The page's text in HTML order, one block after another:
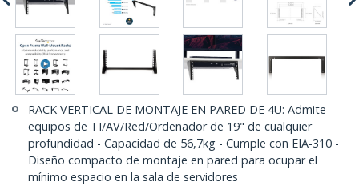
RACK VERTICAL DE MONTAJE EN PARED DE 4U: Admite
equipos de TI/AV/Red/Ordenador de 19" de cualquier
profundidad - Capacidad de 56,7kg - Cumple con EIA-310 -
Diseño compacto de montaje en pared para ocupar el
mínimo espacio en la sala de servidores